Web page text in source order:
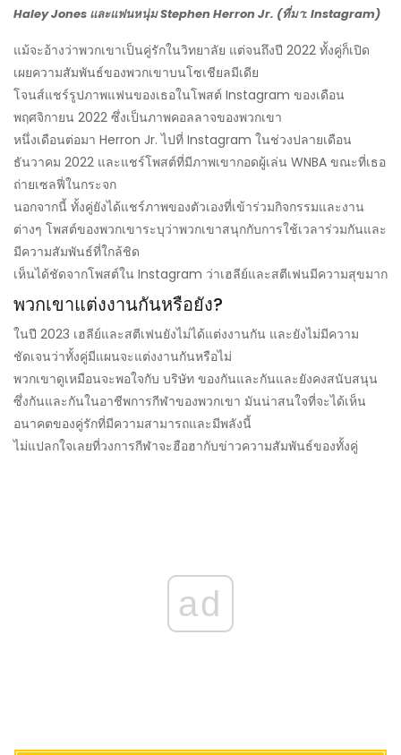
Haley Jones และแฟนหนุ่ม Stephen Herron Jr. (ที่มา: Instagram)
แม้จะอ้างว่าพวกเขาเป็นคู่รักในวิทยาลัย แต่จนถึงปี 2022 ทั้งคู่ก็เปิด
เผยความสัมพันธ์ของพวกเขาบนโซเชียลมีเดีย
โจนส์แชร์รูปภาพแฟนของเธอในโพสต์ Instagram ของเดือน
พฤศจิกายน 2022 ซึ่งเป็นภาพคอลลาจของพวกเขา
หนึ่งเดือนต่อมา Herron Jr. ไปที่ Instagram ในช่วงปลายเดือน
ธันวาคม 2022 และแชร์โพสต์ที่มีภาพเขากอดผู้เล่น WNBA ขณะที่เธอ
ถ่ายเซลฟี่ในกระจก
นอกจากนี้ ทั้งคู่ยังได้แชร์ภาพของตัวเองที่เข้าร่วมกิจกรรมและงาน
ต่างๆ โพสต์ของพวกเขาระบุว่าพวกเขาสนุกกับการใช้เวลาร่วมกันและ
มีความสัมพันธ์ที่ใกล้ชิด
เห็นได้ชัดจากโพสต์ใน Instagram ว่าเฮลีย์และสตีเฟนมีความสุขมาก
พวกเขาแต่งงานกันหรือยัง?
ในปี 2023 เฮลีย์และสตีเฟนยังไม่ได้แต่งงานกัน และยังไม่มีความ
ชัดเจนว่าทั้งคู่มีแผนจะแต่งงานกันหรือไม่
พวกเขาดูเหมือนจะพอใจกับ บริษัท ของกันและกันและยังคงสนับสนุน
ซึ่งกันและกันในอาชีพการกีฬาของพวกเขา มันน่าสนใจที่จะได้เห็น
อนาคตของคู่รักที่มีความสามารถและมีพลังนี้
ไม่แปลกใจเลยที่วงการกีฬาจะฮือฮากับข่าวความสัมพันธ์ของทั้งคู่
ad